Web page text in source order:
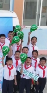
成果集萃
新闻发布